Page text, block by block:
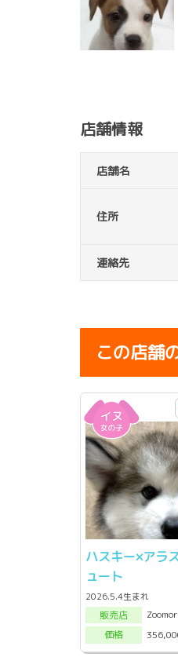
店舗情報
店舗名
住所
連絡先
この店舗
ハスキー×アラ
ュート
2026.5.4生まれ
販売店
価格